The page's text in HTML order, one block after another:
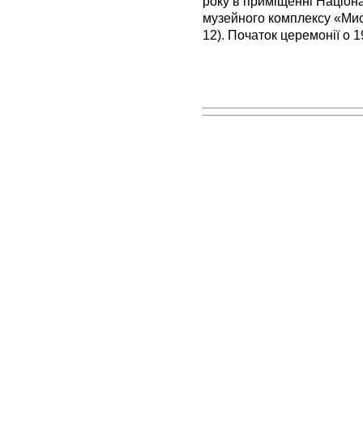
музейного комплексу
12). Початок церемонії о